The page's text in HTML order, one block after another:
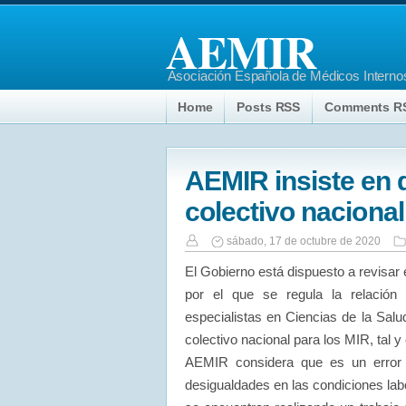
AEMIR
Asociación Española de Médicos
Home Posts RSS Comments
AEMIR insiste en
colectivo
sábado, 17 de octubre de 2020
El Gobierno está dispuesto a revisar
por el que se regula la relación
especialistas en Ciencias de la
colectivo nacional para los MIR, tal
AEMIR considera que es un
desigualdades en las condiciones